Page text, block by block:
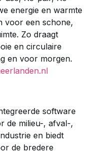
energie en warmte
voor een schone,
Zo draagt
en circulaire
en voor morgen.
software
de milieu-, afval-,
en biedt
de bredere